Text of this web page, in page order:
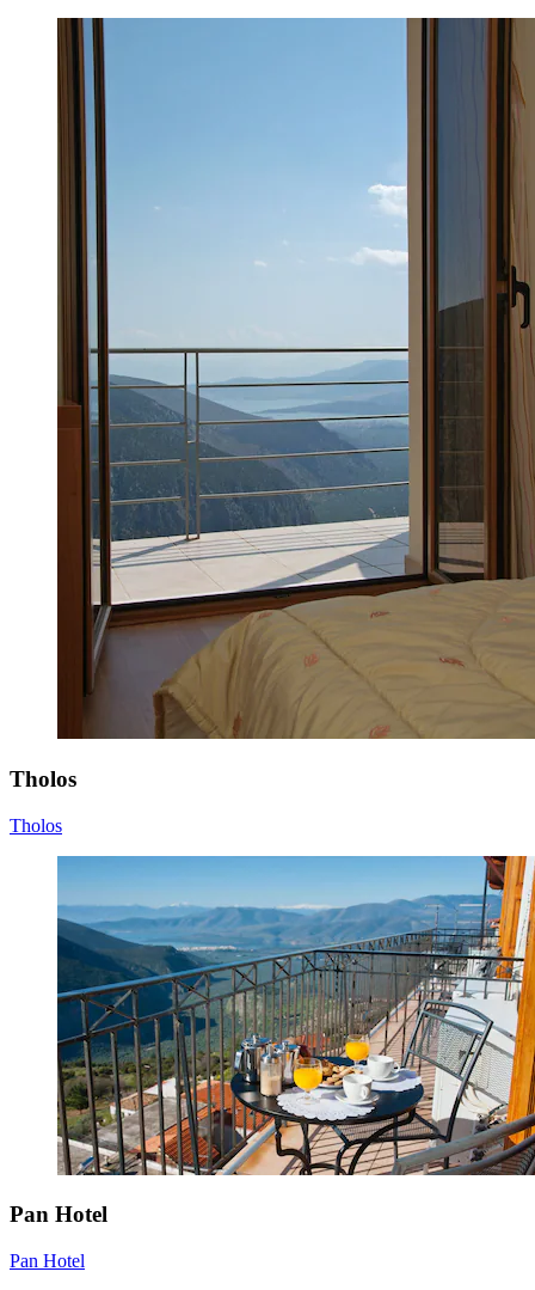
Tholos
Tholos
Pan Hotel
Pan Hotel